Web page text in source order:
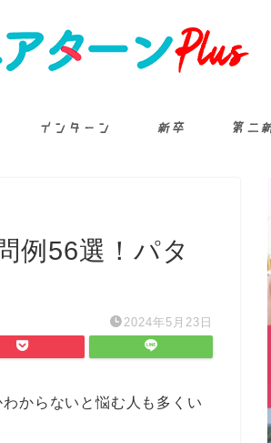
インターン 新卒 第二
例56選！パタ
2024年5月23日
からないと悩む人も多くい